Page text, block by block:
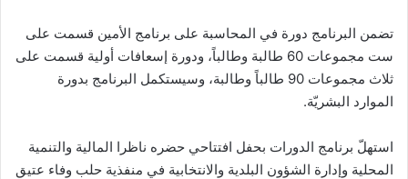
تضمن البرنامج دورة في المحاسبة على برنامج الأمين قسمت على
ست مجموعات 60 طالبة وطالباً، ودورة إسعافات أولية قسمت على
ثلاث مجموعات 90 طالباً وطالبة، وسيستكمل البرنامج بدورة
الموارد البشريّة.
استهلّ برنامج الدورات بحفل افتتاحي حضره ناظرا المالية والتنمية
المحلية وإدارة الشؤون البلدية والانتخابية في منفذية حلب وفاء عتيق